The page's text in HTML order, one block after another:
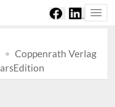
Coppenrath Verlag
arsEdition